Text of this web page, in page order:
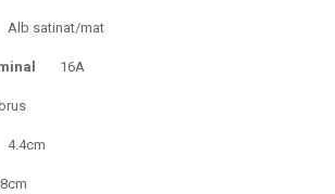
Alb satinat/mat
16A
4.4cm